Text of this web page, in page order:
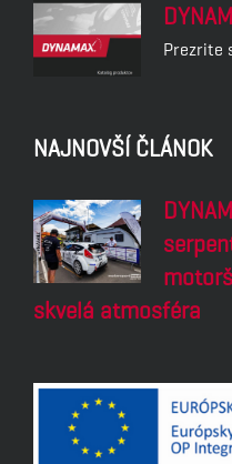
Prezrite
NAJNOVŠÍ ČLÁNOK
skvelá atmosféra